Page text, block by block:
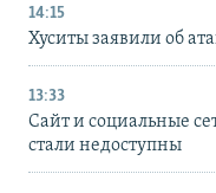
14:15
Хуситы заявили об
13:33
Сайт и социальные
стали недоступны